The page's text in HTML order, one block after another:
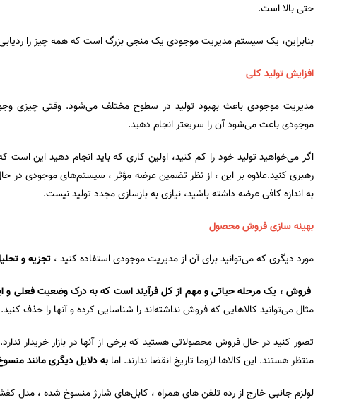
حتی بالا است.
بنابراین، یک سیستم مدیریت موجودی یک منجی بزرگ است که همه چیز را
افزایش تولید کلی
مدیریت موجودی باعث بهبود تولید در سطوح مختلف می‌شود. وقتی چیزی
موجودی باعث می‌شود آن را سریعتر انجام دهید.
اگر می‌خواهید تولید خود را کم کنید، اولین کاری که باید انجام دهید این
رهبری کنید.علاوه بر این ، از نظر تضمین عرضه مؤثر ، سیستم‌های موجودی در
به اندازه کافی عرضه داشته باشید، نیازی به بازسازی مجدد تولید نیست.
بهینه سازی فروش محصول
مورد دیگری که می‌توانید برای آن از مدیریت موجودی استفاده کنید ، تجزیه و
فروش ، یک مرحله حیاتی و مهم از کل فرآیند است که به درک وضعیت فعلی و
مثال می‌توانید کالاهایی که فروش نداشته‌اند را شناسایی کرده و آنها را حذف کنید.
تصور کنید در حال فروش محصولاتی هستید که برخی از آنها در بازار خریدار
منتظر هستند. این کالاها لزوما تاریخ انقضا ندارند. اما به دلایل دیگری مانند
لولزم جانبی خارج از رده تلفن های همراه ، کابل‌های شارژ منسوخ شده ، مدل